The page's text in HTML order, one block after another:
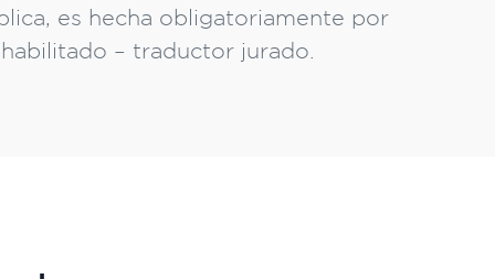
es hecha obligatoriamente por
– traductor jurado.